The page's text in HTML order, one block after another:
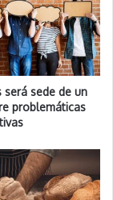
será sede de un
problemáticas